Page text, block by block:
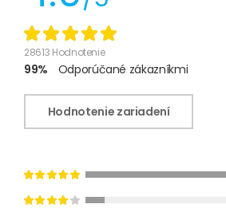
28613 Hodnotenie
99% Odporúčané zákazníkmi
Hodnotenie zariadení